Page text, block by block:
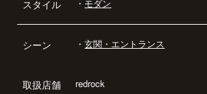
スタイル ・ モダン
シーン ・玄関・エントランス
取扱店舗
redrock